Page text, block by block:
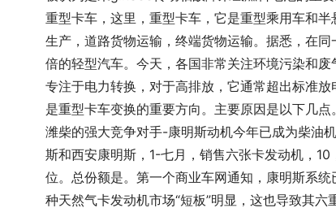
重型卡车，这里，重型卡车，它是重型乘用车和
生产，道路货物运输，终端货物运输。据悉，在
倍的轻型汽车。今天，各国非常关注环境污染和
专注于电力转换，对于高排放，它通常超出标准
是重型卡车变换的重要方向。主要原因是以下几点。
潍柴的强大竞争对手-康明斯动机今年已成为柴油
斯和西安康明斯，1-七月，销售六张卡发动机，
位。总份额是。第一个商业车网通知，康明斯系
种天然气卡发动机市场“短板”明显，这也导致其